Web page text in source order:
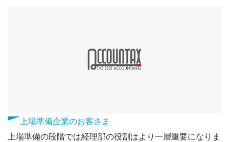
上場準備企業のお客さま
上場準備の段階では経理部の役割はより一層重要になりま